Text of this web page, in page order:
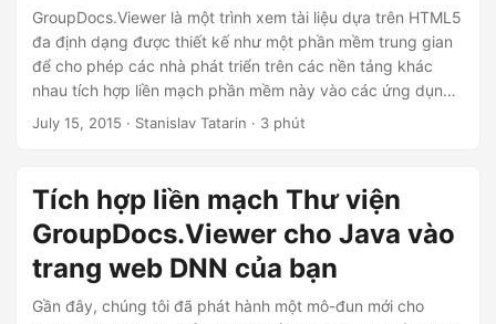
GroupDocs.Viewer là một trình xem tài liệu dựa trên HTML5
đa định dạng được thiết kế như một phần mềm trung gian
để cho phép các nhà phát triển trên các nền tảng khác
nhau tích hợp liền mạch phần mềm này vào các ứng dụng,
trang web dựa trên web của riêng họ hoặc dịch vụ của bên
chỉ bằng một trình duyệt web.
July 15, 2015 · Stanislav Tatarin · 3 phút
Tích hợp liền mạch Thư viện
GroupDocs.Viewer cho Java vào
trang web DNN của bạn
Gần đây, chúng tôi đã phát hành một mô-đun mới cho